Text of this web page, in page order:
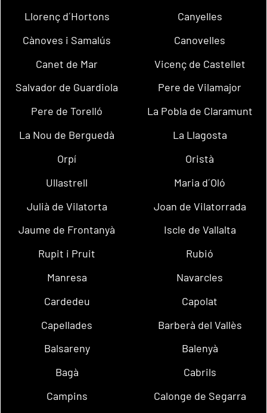
Llorenç d´Hortons
Canyelles
Cànoves i Samalús
Canovelles
Canet de Mar
Vicenç de Castellet
Salvador de Guardiola
Pere de Vilamajor
Pere de Torelló
La Pobla de Claramunt
La Nou de Berguedà
La Llagosta
Orpí
Oristà
Ullastrell
Maria d´Oló
Julià de Vilatorta
Joan de Vilatorrada
Jaume de Frontanyà
Iscle de Vallalta
Rupit i Pruit
Rubió
Manresa
Navarcles
Cardedeu
Capolat
Capellades
Barberà del Vallès
Balsareny
Balenyà
Bagà
Cabrils
Campins
Calonge de Segarra